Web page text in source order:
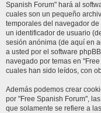
Spanish Forum" hará al
cuales son un pequeño
temporales del navegador
un identificador de usuario
sesión anónima (de aquí en
a usted por el software
navegado por temas en
cuales han sido leídos, con
Además podemos crear
por "Free Spanish Forum",
que solamente se refiere a